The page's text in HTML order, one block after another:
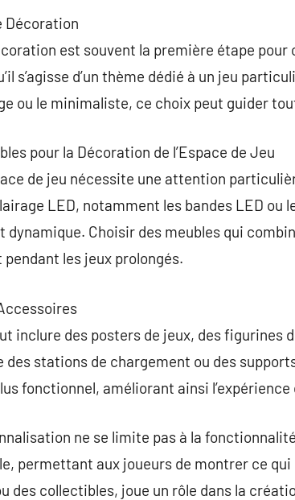
Décoration
est souvent la première étape
s’agisse d’un thème dédié à un jeu
ou le minimaliste, ce choix peut guider
pour la Décoration de l’Espace de Jeu
de jeu nécessite une attention
LED, notamment les bandes LED ou
dynamique. Choisir des meubles qui
les jeux prolongés.
inclure des posters de jeux, des figurines
stations de chargement ou des
fonctionnel, améliorant ainsi l’expérience
ne se limite pas à la
permettant aux joueurs de montrer ce qui
des collectibles, joue un rôle dans la